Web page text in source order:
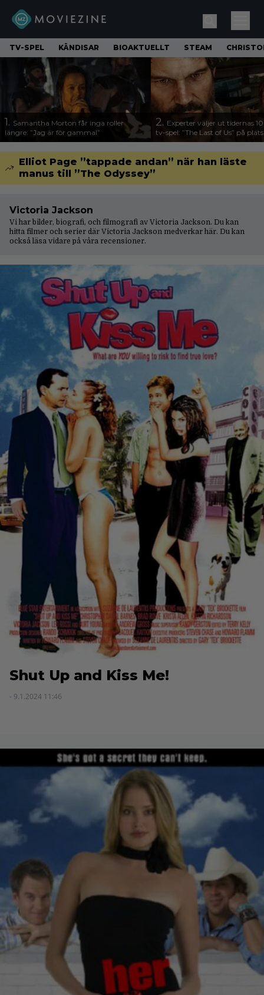
TV-SPEL KÄNDISAR BIOAKTUELLT STEAM
1. Samantha Morton får inga roller
längre: ”Jag är för gammal”
2. Experter väljer ut tidernas
tv-spel: ”The Last of Us” på
Elliot Page ”tappade andan” när han läste
manus till ”The Odyssey”
Victoria Jackson
Vi har bilder, biografi, och filmografi av Victoria Jackson. Du kan
hitta filmer och serier där Victoria Jackson medverkar här. Du kan
också läsa vidare på våra recensioner.
Shut Up and Kiss Me!
- 9.1.2024 11:46